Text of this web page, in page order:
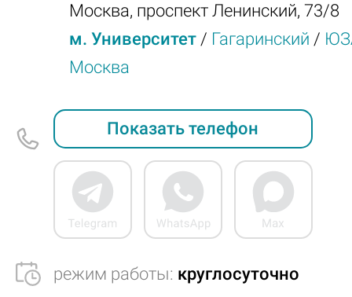
Москва, проспект Ленинский, 73/8
м. Университет / Гагаринский /
Москва
Показать телефон
режим работы: круглосуточно